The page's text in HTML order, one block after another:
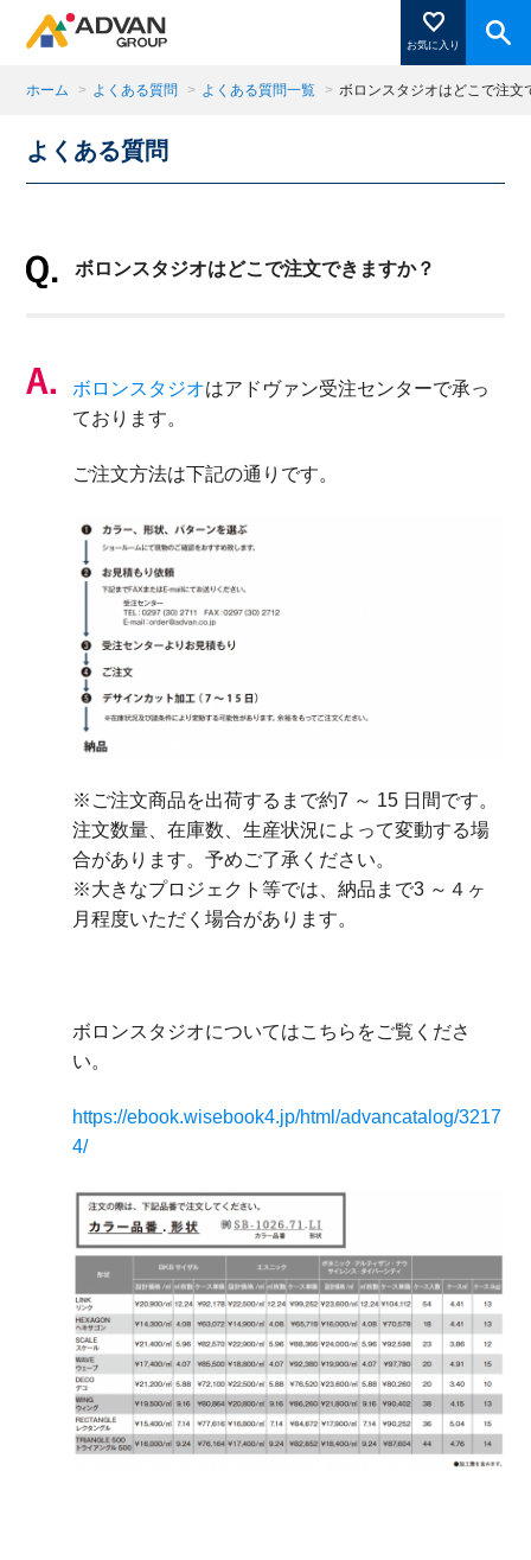
お気に入り
商品ページにある「お気に入り登録」を押すと登録した
商品がここに表示されます。
ホーム > よくある質問 > よくある質問一覧 > ボロンスタジオはどこで注文
よくある質問
ボロンスタジオはどこで注文できますか？
ボロンスタジオはアドヴァン受注センターで承っ
ております。
ご注文方法は下記の通りです。
※ご注文商品を出荷するまで約7 ～ 15 日間です。
注文数量、在庫数、生産状況によって変動する場
合があります。予めご了承ください。
※大きなプロジェクト等では、納品まで3 ～４ヶ
月程度いただく場合があります。
ボロンスタジオについてはこちらをご覧くださ
い。
https://ebook.wisebook4.jp/html/advancatalog/3217
4/